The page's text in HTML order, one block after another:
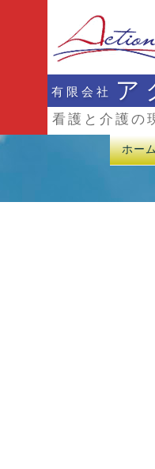
有限会社 ア
看護と介護の
ホー